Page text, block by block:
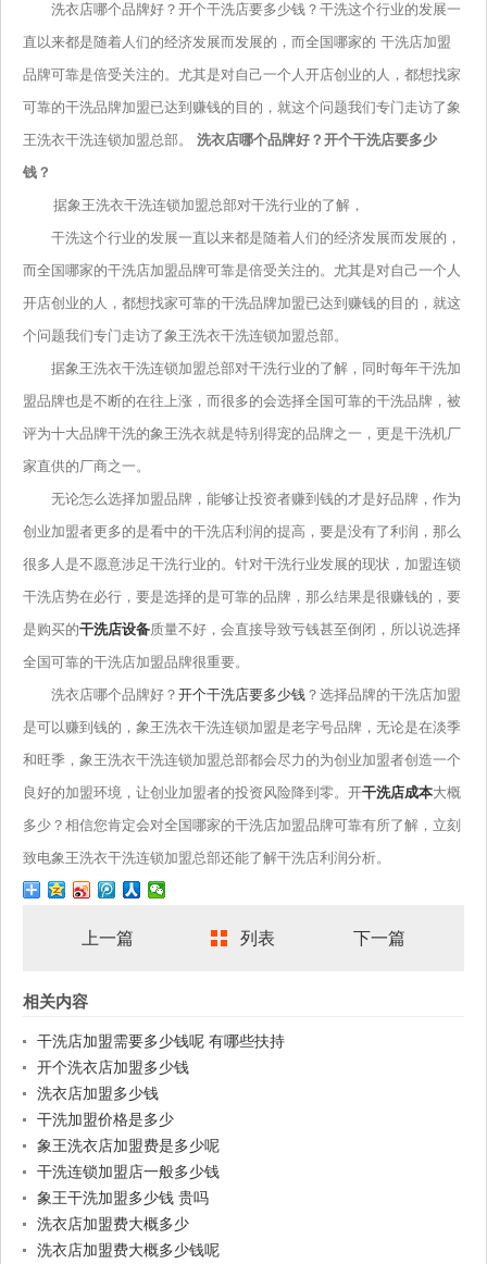
洗衣店哪个品牌好？开个干洗店要多少钱？干洗这个行业的发展一
直以来都是随着人们的经济发展而发展的，而全国哪家的 干洗店加盟
品牌可靠是倍受关注的。尤其是对自己一个人开店创业的人，都想找家
可靠的干洗品牌加盟已达到赚钱的目的，就这个问题我们专门走访了象
王洗衣干洗连锁加盟总部。
洗衣店哪个品牌好？开个干洗店要多少
钱？
据象王洗衣干洗连锁加盟总部对干洗行业的了解，
干洗这个行业的发展一直以来都是随着人们的经济发展而发展的，
而全国哪家的干洗店加盟品牌可靠是倍受关注的。尤其是对自己一个人
开店创业的人，都想找家可靠的干洗品牌加盟已达到赚钱的目的，就这
个问题我们专门走访了象王洗衣干洗连锁加盟总部。
据象王洗衣干洗连锁加盟总部对干洗行业的了解，同时每年干洗加
盟品牌也是不断的在往上涨，而很多的会选择全国可靠的干洗品牌，被
评为十大品牌干洗的象王洗衣就是特别得宠的品牌之一，更是干洗机厂
家直供的厂商之一。
无论怎么选择加盟品牌，能够让投资者赚到钱的才是好品牌，作为
创业加盟者更多的是看中的干洗店利润的提高，要是没有了利润，那么
很多人是不愿意涉足干洗行业的。针对干洗行业发展的现状，加盟连锁
干洗店势在必行，要是选择的是可靠的品牌，那么结果是很赚钱的，要
是购买的干洗店设备质量不好，会直接导致亏钱甚至倒闭，所以说选择
全国可靠的干洗店加盟品牌很重要。
洗衣店哪个品牌好？ 开个干洗店要多少钱 ？选择品牌的干洗店加盟
是可以赚到钱的，象王洗衣干洗连锁加盟是老字号品牌，无论是在淡季
和旺季，象王洗衣干洗连锁加盟总部都会尽力的为创业加盟者创造一个
良好的加盟环境，让创业加盟者的投资风险降到零。开干洗店成本大概
多少？相信您肯定会对全国哪家的干洗店加盟品牌可靠有所了解，立刻
致电象王洗衣干洗连锁加盟总部还能了解干洗店利润分析。
上一篇 列表 下一篇
相关内容
干洗店加盟需要多少钱呢 有哪些扶持
开个洗衣店加盟多少钱
洗衣店加盟多少钱
干洗加盟价格是多少
象王洗衣店加盟费是多少呢
干洗连锁加盟店一般多少钱
象王干洗加盟多少钱 贵吗
洗衣店加盟费大概多少
洗衣店加盟费大概多少钱呢